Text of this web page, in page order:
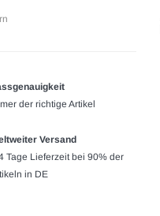
der richtige Artikel
Versand
Tage Lieferzeit bei 90% der
in DE